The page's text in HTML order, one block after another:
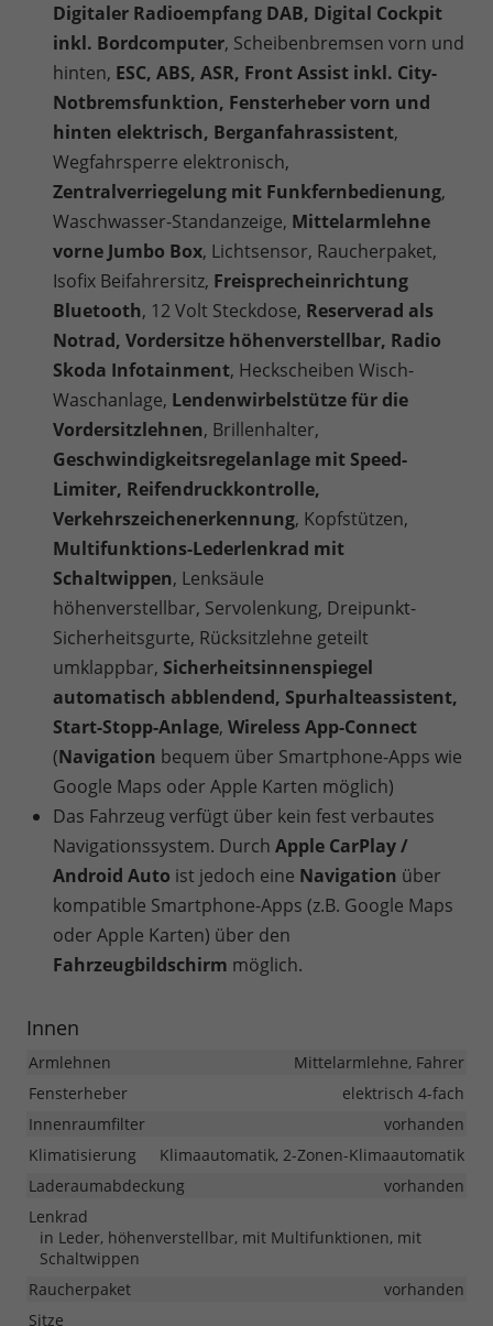
Digitaler Radioempfang DAB, Digital Cockpit
inkl. Bordcomputer, Scheibenbremsen vorn und
hinten, ESC, ABS, ASR, Front Assist inkl. City-
Notbremsfunktion, Fensterheber vorn und
hinten elektrisch, Berganfahrassistent,
Wegfahrsperre elektronisch,
Zentralverriegelung mit Funkfernbedienung,
Waschwasser-Standanzeige, Mittelarmlehne
vorne Jumbo Box, Lichtsensor, Raucherpaket,
Isofix Beifahrersitz, Freisprecheinrichtung
Bluetooth, 12 Volt Steckdose, Reserverad als
Notrad, Vordersitze höhenverstellbar, Radio
Skoda Infotainment, Heckscheiben Wisch-
Waschanlage, Lendenwirbelstütze für die
Vordersitzlehnen, Brillenhalter,
Geschwindigkeitsregelanlage mit Speed-
Limiter, Reifendruckkontrolle,
Verkehrszeichenerkennung, Kopfstützen,
Multifunktions-Lederlenkrad mit
Schaltwippen, Lenksäule
höhenverstellbar, Servolenkung, Dreipunkt-
Sicherheitsgurte, Rücksitzlehne geteilt
umklappbar, Sicherheitsinnenspiegel
automatisch abblendend, Spurhalteassistent,
Start-Stopp-Anlage, Wireless App-Connect
(Navigation bequem über Smartphone-Apps wie
Google Maps oder Apple Karten möglich)
Das Fahrzeug verfügt über kein fest verbautes
Navigationssystem. Durch Apple CarPlay /
Android Auto ist jedoch eine Navigation über
kompatible Smartphone-Apps (z.B. Google Maps
oder Apple Karten) über den
Fahrzeugbildschirm möglich.
Innen
Armlehnen
Mittelarmlehne, Fahrer
Fensterheber
elektrisch 4-fach
Innenraumfilter
vorhanden
Klimatisierung
Klimaautomatik, 2-Zonen-Klimaautomatik
Laderaumabdeckung
vorhanden
Lenkrad
in Leder, höhenverstellbar, mit Multifunktionen, mit
Schaltwippen
Raucherpaket
vorhanden
Sitze